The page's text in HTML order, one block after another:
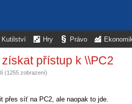
Kutilství Hry Právo
přístup k \\PC2
(1255 zobrazení)
přes síť na PC2, ale naopak to jde.